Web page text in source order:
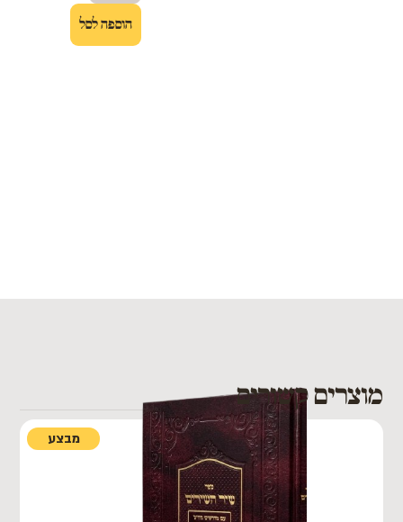
הוספה לסל
מבצע
מוצרים קשורים